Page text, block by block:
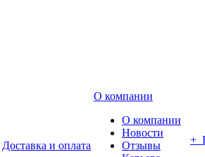
Доставка и оплата
О компании
О компании
Новости
Отзывы
+